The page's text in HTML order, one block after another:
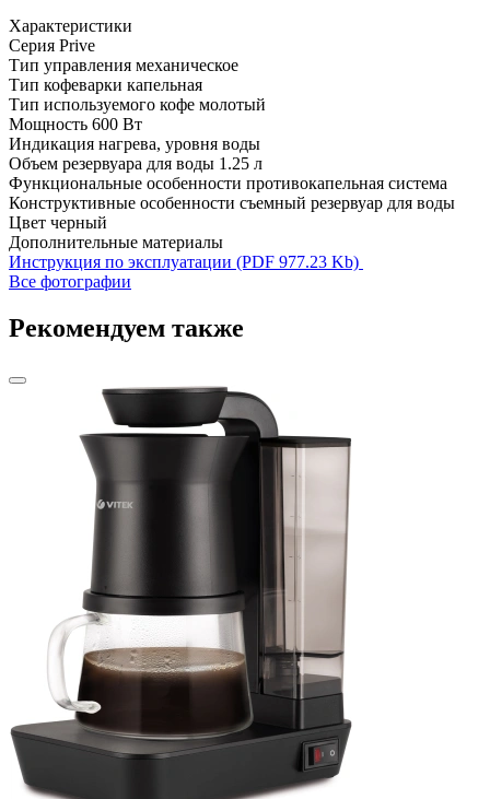
Характеристики
Серия Prive
Тип управления механическое
Тип кофеварки капельная
Тип используемого кофе молотый
Мощность 600 Вт
Индикация нагрева, уровня воды
Объем резервуара для воды 1.25 л
Функциональные особенности противокапельная система
Конструктивные особенности съемный резервуар для воды
Цвет черный
Дополнительные материалы
Инструкция по эксплуатации (PDF 977.23 Kb)
Все фотографии
Рекомендуем также